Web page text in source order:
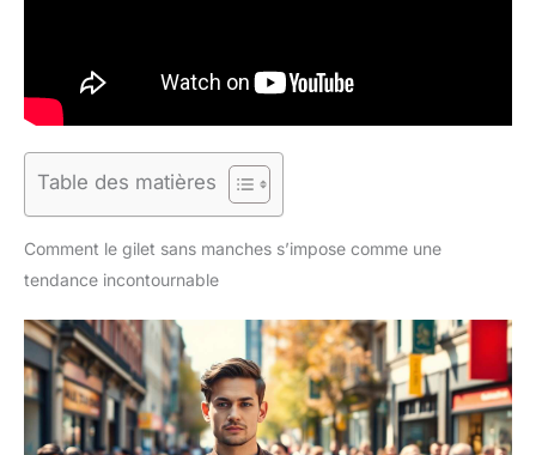
Table des matières
Comment le gilet sans manches s’impose comme une
tendance incontournable